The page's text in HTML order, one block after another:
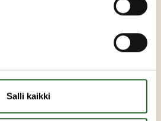
Salli kaikki
OIKOPOLUT